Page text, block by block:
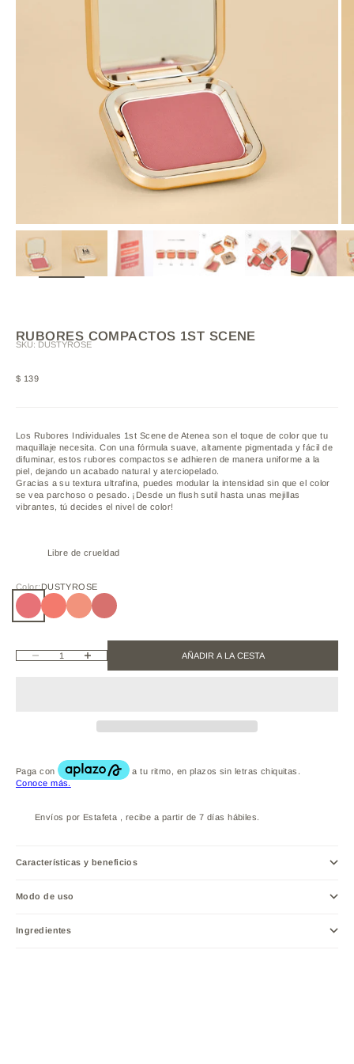
RUBORES COMPACTOS 1ST SCENE
SKU: DUSTYROSE
Precio de oferta
$ 139
Los Rubores Individuales 1st Scene de Atenea son el toque de color que tu
maquillaje necesita. Con una fórmula suave, altamente pigmentada y fácil de
difuminar, estos rubores compactos se adhieren de manera uniforme a la
piel, dejando un acabado natural y aterciopelado.
Gracias a su textura ultrafina, puedes modular la intensidad sin que el color
se vea parchoso o pesado. ¡Desde un flush sutil hasta unas mejillas
vibrantes, tú decides el nivel de color!
Libre de crueldad
Color: DUSTYROSE
DUSTYROSE
SALMONPEACHMELBA
PINKPEARL
Reducir cantidadAumentar cantidad AÑADIR A LA CESTA
Envíos por Estafeta , recibe a partir de 7 días hábiles.
Características y beneficios
Modo de uso
Ingredientes